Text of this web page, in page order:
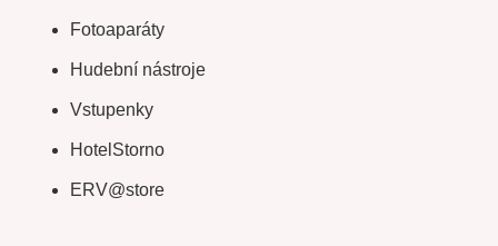
Fotoaparáty
Hudební nástroje
Vstupenky
HotelStorno
ERV@store